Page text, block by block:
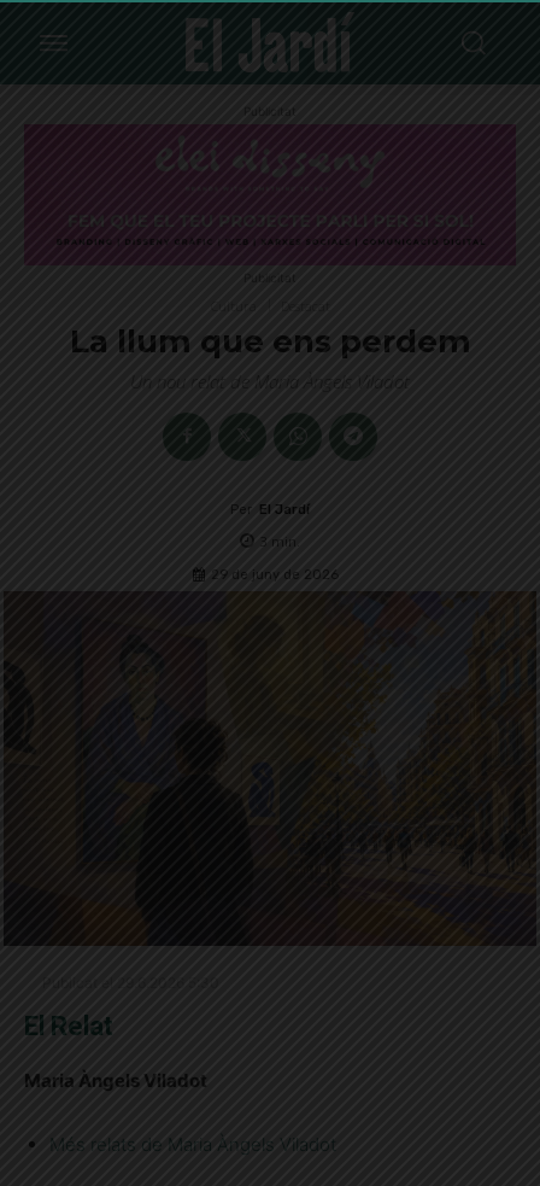
Publicitat
Publicitat
La llum que ens perdem
Un nou relat de Maria Àngels Viladot
Per El Jardí
3 min.
29 de juny de 2026
El Relat
Maria Àngels Viladot
Més relats de Maria Àngels Viladot